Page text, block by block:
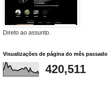
Direto ao assunto.
Visualizações de página do mês passado
420,511